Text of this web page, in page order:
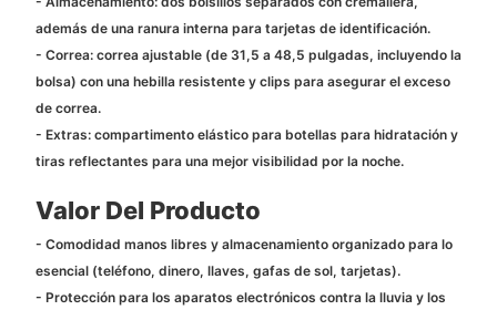
además de una ranura interna para tarjetas de identificación.
- Correa: correa ajustable (de 31,5 a 48,5 pulgadas, incluyendo la
bolsa) con una hebilla resistente y clips para asegurar el exceso
de correa.
- Extras: compartimento elástico para botellas para hidratación y
tiras reflectantes para una mejor visibilidad por la noche.
Valor Del Producto
- Comodidad manos libres y almacenamiento organizado para lo
esencial (teléfono, dinero, llaves, gafas de sol, tarjetas).
- Protección para los aparatos electrónicos contra la lluvia y los